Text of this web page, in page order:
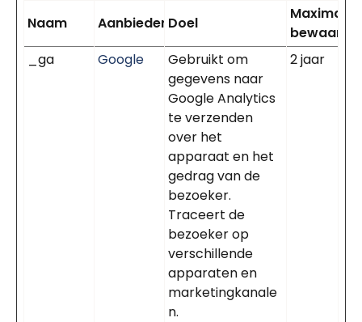
Naam
Aanbieder Doel
Maximale
_ga
Google
Gebruikt om
gegevens naar
Google Analytics
te verzenden
over het
apparaat en het
gedrag van de
bezoeker.
Traceert de
bezoeker op
verschillende
apparaten en
marketingkanale
n.
2 jaar